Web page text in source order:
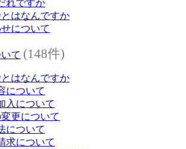
れですか
はなんですか
について
て (148件)
はなんですか
について
入について
更について
について
求について